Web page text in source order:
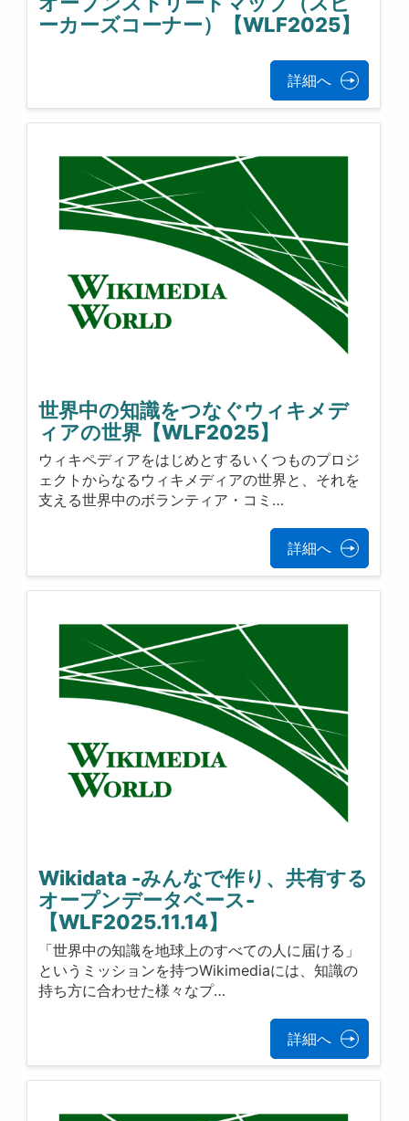
ーカーズコーナー）【WLF2025】
詳細へ
世界中の知識をつなぐウィキメデ
ィアの世界【WLF2025】
ウィキペディアをはじめとするいくつものプロジ
ェクトからなるウィキメディアの世界と、それを
支える世界中のボランティア・コミ…
詳細へ
Wikidata -みんなで作り、共有する
オープンデータベース-
【WLF2025.11.14】
「世界中の知識を地球上のすべての人に届ける」
というミッションを持つWikimediaには、知識の
持ち方に合わせた様々なプ…
詳細へ